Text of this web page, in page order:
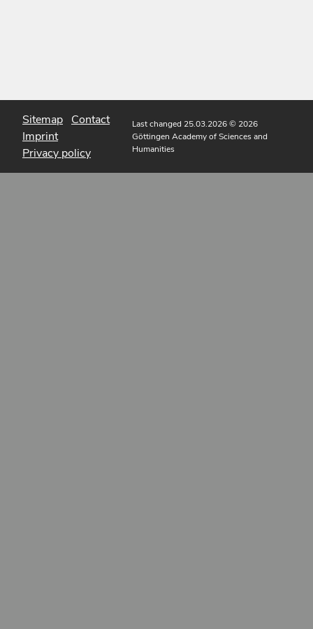
Sitemap Contact
Imprint
Privacy policy
Last changed 25.03.2026© 2026
Göttingen Academy of Sciences and
Humanities